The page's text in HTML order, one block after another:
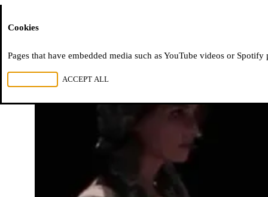
Cookies
Pages that have embedded media such as YouTube videos or
ACCEPT ALL